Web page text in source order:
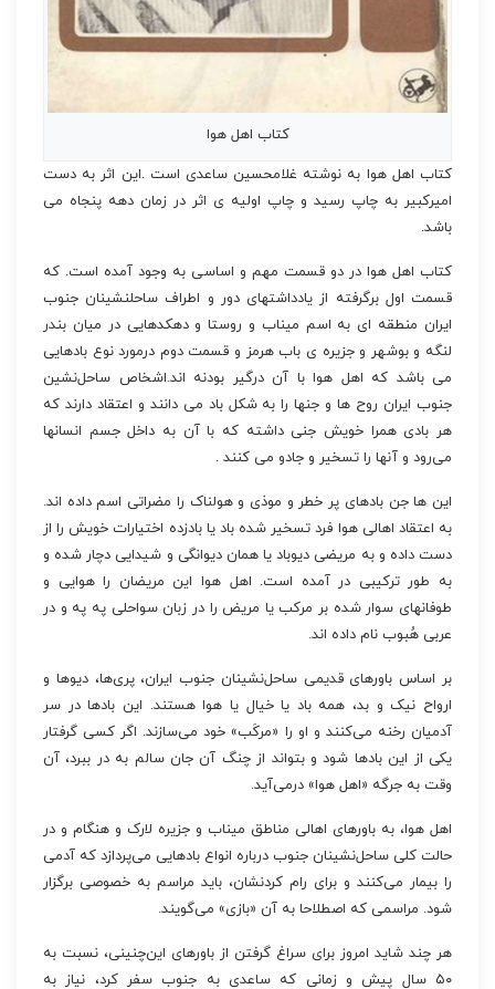
کتاب اهل هوا
کتاب اهل هوا به نوشته غلامحسین ساعدی است .این اثر به دست
امیرکبیر به چاپ رسید و چاپ اولیه ی اثر در زمان دهه پنجاه می
باشد.
کتاب اهل هوا در دو قسمت مهم و اساسی به وجود آمده است. که
قسمت اول برگرفته از یادداشتهای دور و اطراف ساحلنشینان جنوب
ایران منطقه ای به اسم میناب و روستا و دهکدهایی در میان بندر
لنگه و بوشهر و جزیره ی باب هرمز و قسمت دوم درمورد نوع بادهایی
می باشد که اهل هوا با آن درگیر بودنه اند.اشخاص ساحل‌نشین‌
جنوب‌ ایران روح ها و جنها را به‌ شکل باد می دانند و اعتقاد دارند که‌
هر بادی‌ همرا خویش جنى‌ داشته که‌ با آن‌ به‌ داخل جسم‌ انسانها
مى‌رود و آنها را تسخیر و جادو می کنند .
این ها جن‌ بادهای‌ پر خطر و موذی‌ و هولناک را مضراتى اسم داده اند.
به‌ اعتقاد اهالی هوا فرد تسخیر شده باد یا بادزده‌ اختیارات خویش را از
دست داده و به‌ مریضی دیوباد یا همان دیوانگی و شیدایی دچار شده و
به‌ طور ترکیبی در آمده است. اهل‌ هوا این‌ مریضان را هوایی و
طوفانهای سوار شده بر مرکب‌ یا مریض را در زبان‌ سواحلى‌ په‌ په‌ و در
عربى‌ هُبوب‌ نام داده اند.
بر اساس باورهای قدیمی ساحل‌نشینان جنوب ایران، پری‌ها، دیوها و
ارواح نیک و بد، همه باد یا خیال یا هوا هستند. این بادها در سر
آدمیان رخنه می‌کنند و او را «مرکَب» خود می‌سازند. اگر کسی گرفتار
یکی از این بادها شود و بتواند از چنگ آن جان سالم به در ببرد، آن
وقت به جرگه «اهل هوا» درمی‌آید.
اهل هوا، به باورهای اهالی مناطق میناب و جزیره لارک و هنگام و در
حالت کلی ساحل‌نشینان جنوب درباره انواع بادهایی می‌پردازد که آدمی
را بیمار می‌کنند و برای رام کردنشان، باید مراسم به خصوصی برگزار
شود. مراسمی که اصطلاحا به آن «بازی» می‌گویند.
هر چند شاید امروز برای سراغ گرفتن از باورهای این‌چنینی، نسبت به
۵۰ سال پیش و زمانی که ساعدی به جنوب سفر کرد، نیاز به